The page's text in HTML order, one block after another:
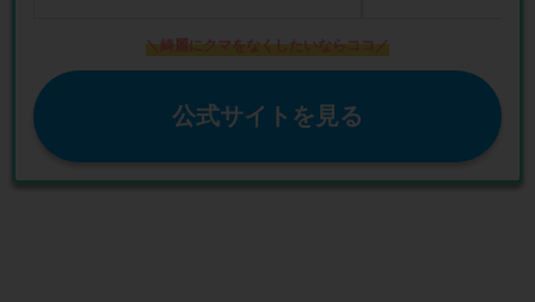
＼綺麗にクマをなくしたいならココ／
公式サイトを見る